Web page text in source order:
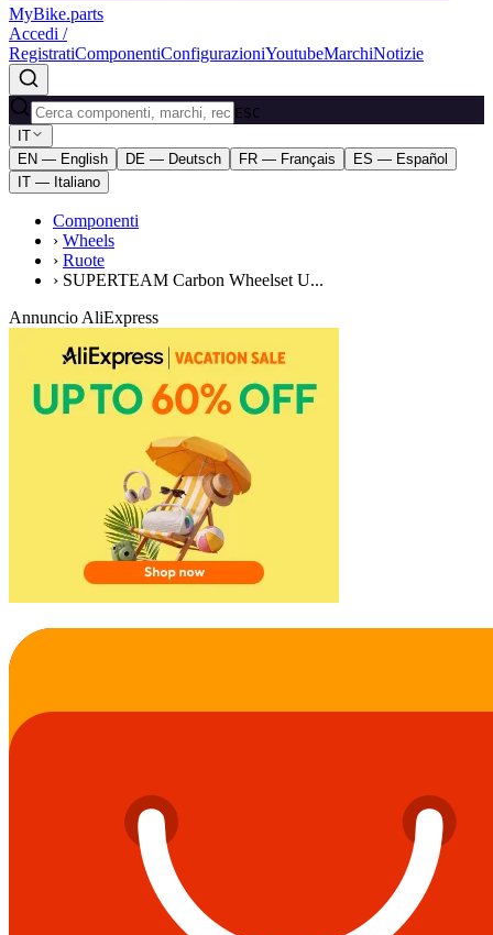
MyBike.parts
Accedi /
RegistratiComponentiConfigurazioniYoutubeMarchiNotizie
ESC
IT
EN — English
DE — Deutsch FR — Français
ES — Español
IT — Italiano
Componenti
› Wheels
› Ruote
› SUPERTEAM Carbon Wheelset U...
Annuncio AliExpress